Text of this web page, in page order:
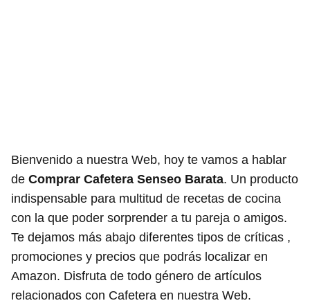
Bienvenido a nuestra Web, hoy te vamos a hablar
de Comprar Cafetera Senseo Barata. Un producto
indispensable para multitud de recetas de cocina
con la que poder sorprender a tu pareja o amigos.
Te dejamos más abajo diferentes tipos de críticas ,
promociones y precios que podrás localizar en
Amazon. Disfruta de todo género de artículos
relacionados con Cafetera en nuestra Web.